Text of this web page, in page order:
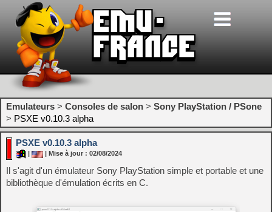
Emulateurs > Consoles de salon > Sony PlayStation / PSone
> PSXE v0.10.3 alpha
PSXE v0.10.3 alpha
| Mise à jour : 02/08/2024
Il s'agit d'un émulateur Sony PlayStation simple et portable et une
bibliothèque d'émulation écrits en C.